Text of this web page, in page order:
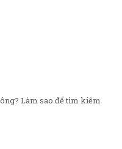
Làm sao để tìm kiếm